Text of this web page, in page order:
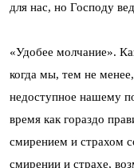
для нас, но Господу
«Удобее молчание».
когда мы, тем не
недоступное нашему
время как гораздо
смирением и страхом
смирении и страхе,